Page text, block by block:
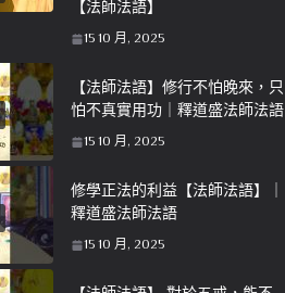
【法師法語】
15 10 月, 2025
【法師法語】修行不怕晚來，只
怕不真實用功｜釋道盛法師法語
15 10 月, 2025
修學正法的利益【法師法語】｜
釋道盛法師法語
15 10 月, 2025